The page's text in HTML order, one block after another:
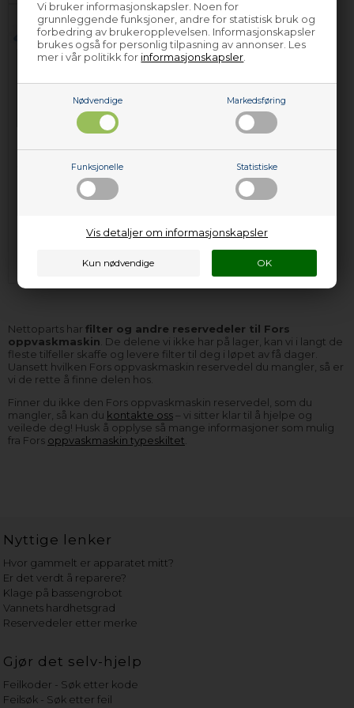
Vi bruker informasjonskapsler. Noen for
grunnleggende funksjoner, andre for statistisk bruk og
forbedring av brukeropplevelsen. Informasjonskapsler
brukes også for personlig tilpasning av annonser. Les
mer i vår politikk for informasjonskapsler
Nødvendige Markedsføring
Funksjonelle Statistiske
Vis detaljer om informasjonskapsler
Filter, Fors
oppvaskmaskin
Legg i kurven
Lev. 2-4 virkedager).
Nettoparts har filter og andre reservedeler til Fors
oppvaskmaskin. De delene vi ikke har på lager, kan vi i langt de
fleste tilfeller skaffe og levere filter til deg i løpet av få dager.
Uansett hvilken Fors oppvaskmaskin reservedel du mangler, så er
vi de rette å finne delen hos.
Finner du ikke den Fors oppvaskmaskin reservedel, som du
mangler, så kan du kontakte oss– vi sitter klar til å hjelpe og
veilede deg! Husk å opplyse så mange informasjoner som mulig
fra Fors oppvaskmaskin typeskiltet.
Nyttige lenker
Hvor gammelt er apparatet mitt?
Er det verdt å reparere?
Klage på bassengrobot
Vannets hardhetsgrad
Reservedeler etter merke
Gjør det selv-hjelp
Feilkoder - Søk etter kode
Feilsøk - Søk etter feil